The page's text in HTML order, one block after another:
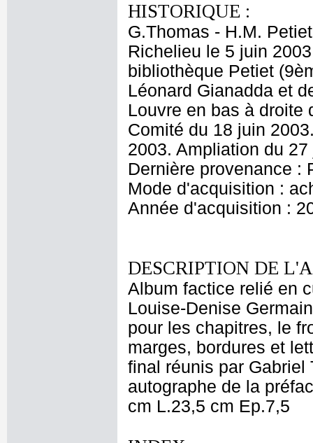
HISTORIQUE :
G.Thomas - H.M.
Richelieu le 5 juin
bibliothèque Petiet
Léonard Gianadda et
Louvre en bas à droite
Comité du 18 juin
2003. Ampliation du
Dernière provenance :
Mode d'acquisition :
Année d'acquisition :
DESCRIPTION DE
Album factice relié en
Louise-Denise
pour les chapitres, le
marges, bordures et
final réunis par Gabriel
autographe de la
cm L.23,5 cm Ep.7,5